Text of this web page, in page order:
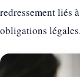
redressement liés
obligations légales.